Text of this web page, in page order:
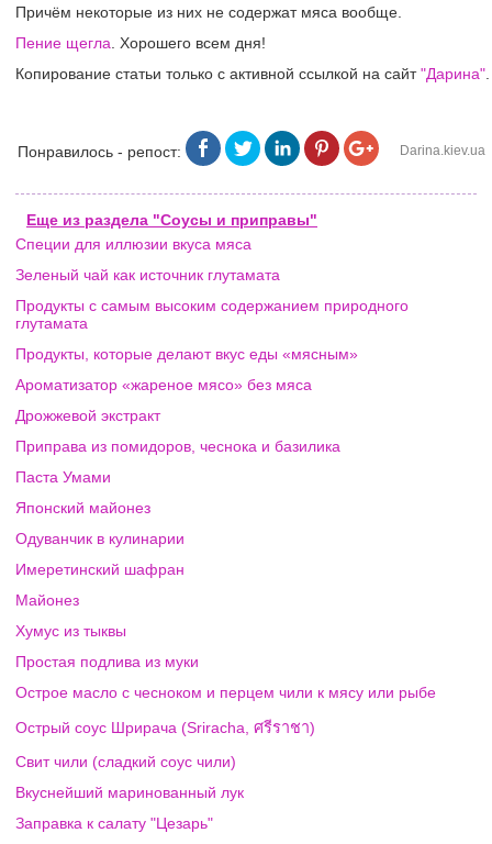
Причём некоторые из них не содержат мяса вообще.
Пение щегла . Хорошего всем дня!
Копирование статьи только с активной ссылкой на сайт"Дарина"
Понравилось - репост: Darina.kiev.ua
Еще из раздела "Соусы и приправы"
Специи для иллюзии вкуса мяса
Зеленый чай как источник глутамата
Продукты с самым высоким содержанием природного
глутамата
Продукты, которые делают вкус еды «мясным»
Ароматизатор «жареное мясо» без мяса
Дрожжевой экстракт
Приправа из помидоров, чеснока и базилика
Паста Умами
Японский майонез
Одуванчик в кулинарии
Имеретинский шафран
Майонез
Хумус из тыквы
Простая подлива из муки
Острое масло с чесноком и перцем чили к мясу или рыбе
Острый соус Шрирача (Sriracha, ศรีราชา)
Свит чили (сладкий соус чили)
Вкуснейший маринованный лук
Заправка к салату "Цезарь"